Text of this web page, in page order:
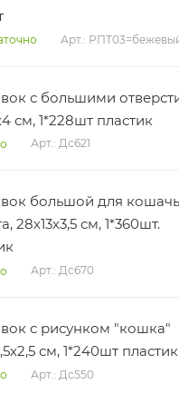
Арт.:
с большими
см, 1*228шт пластик
Арт.: Дс621
большой для
28х13х3,5 см, 1*360шт.
Арт.: Дс670
с рисунком "кошка"
см, 1*240шт пластик
Арт.: Дс550